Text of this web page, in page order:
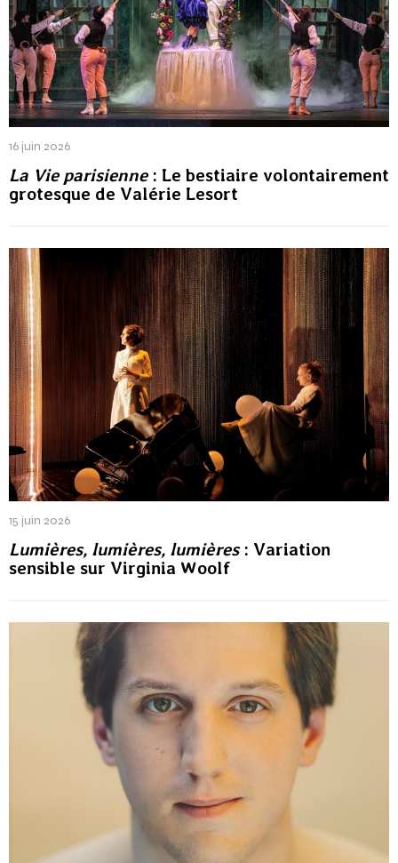
16 juin 2026
La Vie parisienne : Le bestiaire volontairement
grotesque de Valérie Lesort
15 juin 2026
Lumières, lumières, lumières: Variation
sensible sur Virginia Woolf